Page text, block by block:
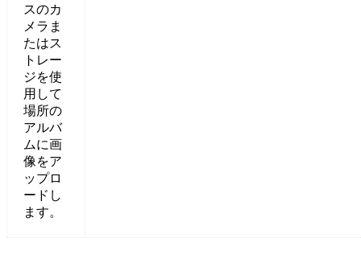
スのカ
メラま
たはス
トレー
ジを使
用して
場所の
アルバ
ムに画
像をア
ップロ
ードし
ます。